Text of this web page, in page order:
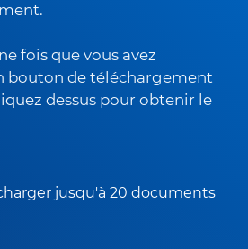
fois que vous avez
bouton de téléchargement
dessus pour obtenir le
jusqu'à 20 documents